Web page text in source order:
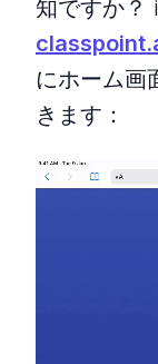
知ですか？
にホーム画
きます：